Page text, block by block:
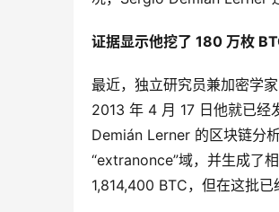
证据显示他挖了 180 万枚
最近，独立研究员兼加密学
2013 年 4 月 17 日他就已经
Demián Lerner 的区块链分
“extranonce”域，并生成了
1,814,400 BTC，但在这批